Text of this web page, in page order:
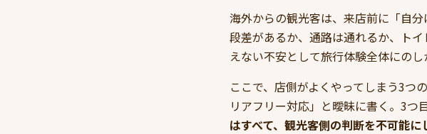
海外からの観光客は、来店前に「自
段差があるか、通路は通れるか、ト
えない不安として旅行体験全体にのし
ここで、店側がよくやってしまう3つ
リアフリー対応」と曖昧に書く。3つ
はすべて、観光客側の判断を不可能に